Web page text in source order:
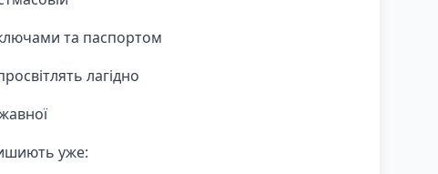
та паспортом
лагідно
уже: